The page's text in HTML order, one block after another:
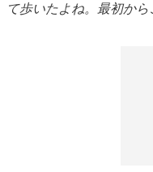
て歩いたよね。最初から